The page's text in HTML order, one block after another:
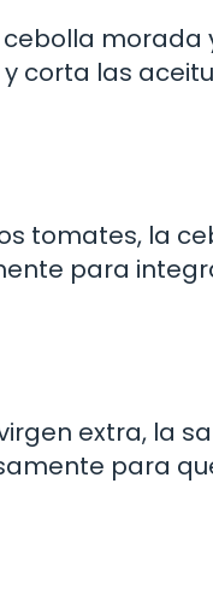
morada
corta las
tomates, la
para
extra, la
para